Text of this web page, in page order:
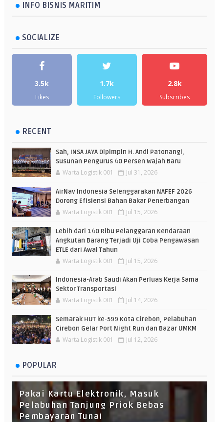
INFO BISNIS MARITIM
SOCIALIZE
3.5k
Likes
1.7k
Followers
2.8k
Subscribes
RECENT
Sah, INSA JAYA Dipimpin H. Andi Patonangi,
Susunan Pengurus 40 Persen Wajah Baru
Warta Logistik 001 Jul 31, 2026
AirNav Indonesia Selenggarakan NAFEF 2026
Dorong Efisiensi Bahan Bakar Penerbangan
Warta Logistik 001 Jul 15, 2026
Lebih dari 140 Ribu Pelanggaran Kendaraan
Angkutan Barang Terjadi Uji Coba Pengawasan
ETLE dari Awal Tahun
Warta Logistik 001 Jul 15, 2026
Indonesia-Arab Saudi Akan Perluas Kerja Sama
Sektor Transportasi
Warta Logistik 001 Jul 14, 2026
Semarak HUT ke-599 Kota Cirebon, Pelabuhan
Cirebon Gelar Port Night Run dan Bazar UMKM
Warta Logistik 001 Jul 12, 2026
POPULAR
Pakai Kartu Elektronik, Masuk
Pelabuhan Tanjung Priok Bebas
Pembayaran Tunai